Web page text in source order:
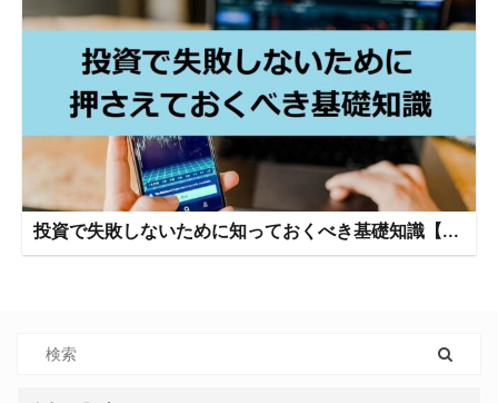
投資で失敗しないために知っておくべき基礎知識【...